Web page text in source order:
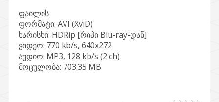
ფაილის
ფორმატი: AVI (XviD)
ხარისხი: HDRip [რიპი Blu-ray-დან]
ვიდეო: 770 kb/s, 640x272
აუდიო: MP3, 128 kb/s (2 ch)
მოცულობა: 703.35 MB